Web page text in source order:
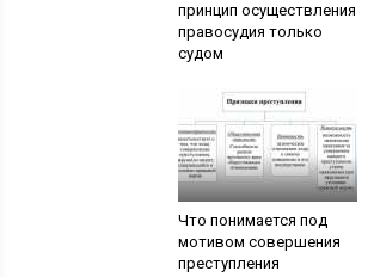
принцип осуществления
правосудия только
судом
Что понимается под
мотивом совершения
преступления